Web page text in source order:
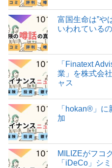
富国生命は”や
いわれている
「Finatext
業」を株式会
ャス
「hokan®︎」
加
MILIZEがフコ
「iDeCo」シ